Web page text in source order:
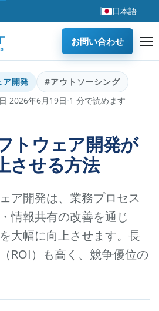
日本語
お問い合わせ
ア開発
#アウトソーシング
2026年6月19日·1 分で読めます
トウェア開発が
させる方法
ア開発は、業務プロセス
情報共有の改善を通じ
大幅に向上させます。長
ROI）も高く、競争優位の